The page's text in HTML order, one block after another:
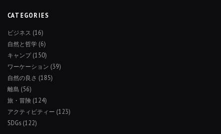
CATEGORIES
ビジネス (16)
自然と哲学 (6)
キャンプ(150)
ワーケーション (39)
自然の良さ (185)
離島 (56)
旅・冒険 (124)
アクティビティー (123)
SDGs (122)